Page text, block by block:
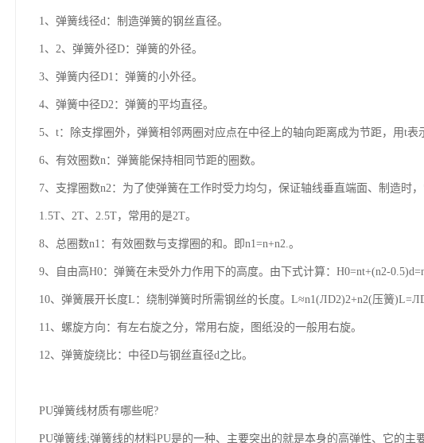
1、弹簧线径d：制造弹簧的钢丝直径。
1、2、弹簧外径D：弹簧的外径。
3、弹簧内径D1：弹簧的小外径。
4、弹簧中径D2：弹簧的平均直径。
5、t：除支撑圈外，弹簧相邻两圈对应点在中径上的轴向距离成为节距，用t表
6、有效圈数n：弹簧能保持相同节距的圈数。
7、支撑圈数n2：为了使弹簧在工作时受力均匀，保证轴线垂直端面、制造时
1.5T、2T、2.5T，常用的是2T。
8、总圈数n1：有效圈数与支撑圈的和。即n1=n+n2.。
9、自由高H0：弹簧在未受外力作用下的高度。由下式计算：H0=nt+(n2-
10、弹簧展开长度L：绕制弹簧时所需钢丝的长度。L≈n1(ЛD2)2+n2(压簧
11、螺旋方向：有左右旋之分，常用右旋，图纸没的一般用右旋。
12、弹簧旋绕比：中径D与钢丝直径d之比。